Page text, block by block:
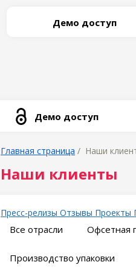
Демо доступ
Демо доступ
Главная страница / Наши
Наши клиенты
Пресс-релизы Отзывы Проекты
Все отрасли Офсетная
Производство упаковки